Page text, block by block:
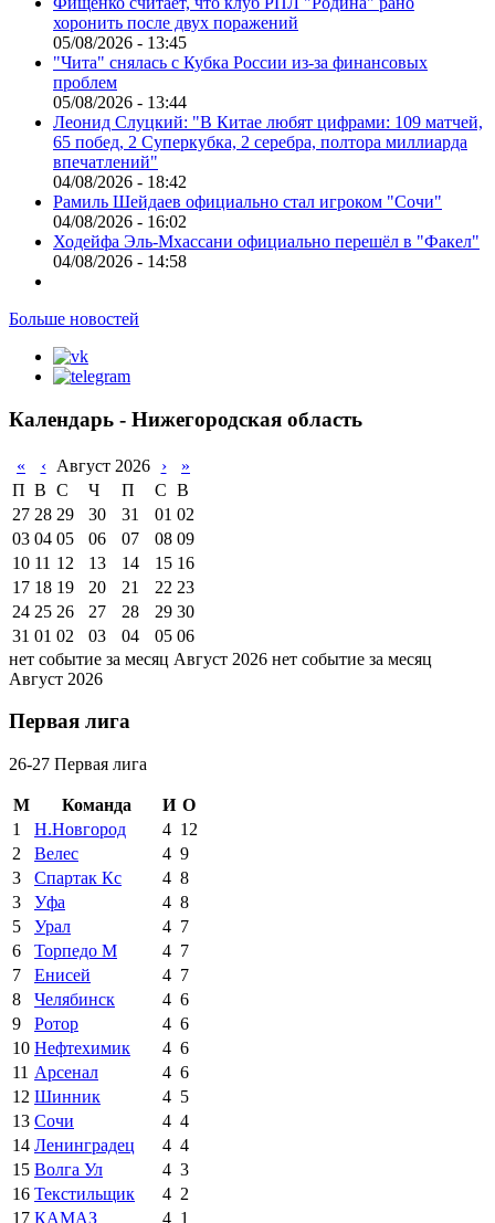
хоронить после двух поражений
05/08/2026 - 13:45
"Чита" снялась с Кубка России из-за финансовых
проблем
05/08/2026 - 13:44
Леонид Слуцкий: "В Китае любят цифрами: 109 матчей,
65 побед, 2 Суперкубка, 2 серебра, полтора миллиарда
впечатлений"
04/08/2026 - 18:42
Рамиль Шейдаев официально стал игроком "Сочи"
04/08/2026 - 16:02
Ходейфа Эль-Мхассани официально перешёл в "Факел"
04/08/2026 - 14:58
Больше новостей
Календарь - Нижегородская область
« ‹ Август 2026 ›
»
П В С Ч П С В
27 28 29 30 31 01 02
03 04 05 06 07 08 09
10 11 12 13 14 15 16
17 18 19 20 21 22 23
24 25 26 27 28 29 30
31 01 02 03 04 05 06
нет событие за месяц Август 2026 нет событие за месяц
Август 2026
Первая лига
26-27 Первая лига
М Команда И О
1
Н.Новгород 4 12
2
Велес 4 9
3
Спартак Кс 4 8
3
Уфа 4 8
5
Урал 4 7
6
Торпедо М 4 7
7
Енисей 4 7
8
Челябинск 4 6
9
Ротор 4 6
10 Нефтехимик 4 6
11 Арсенал 4 6
12 Шинник 4 5
13 Сочи 4 4
14 Ленинградец 4 4
15 Волга Ул 4 3
16 Текстильщик 4 2
17 КАМАЗ 4 1